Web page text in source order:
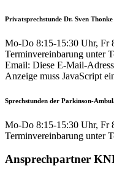
Privatsprechstunde Dr. Sven Thonke
Mo-Do 8:15-15:30 Uhr, Fr
Terminvereinbarung unter
Email: Diese E-Mail-
Anzeige muss JavaScript
Sprechstunden der Parkinson-
Mo-Do 8:15-15:30 Uhr, Fr
Terminvereinbarung unter
Ansprechpartner